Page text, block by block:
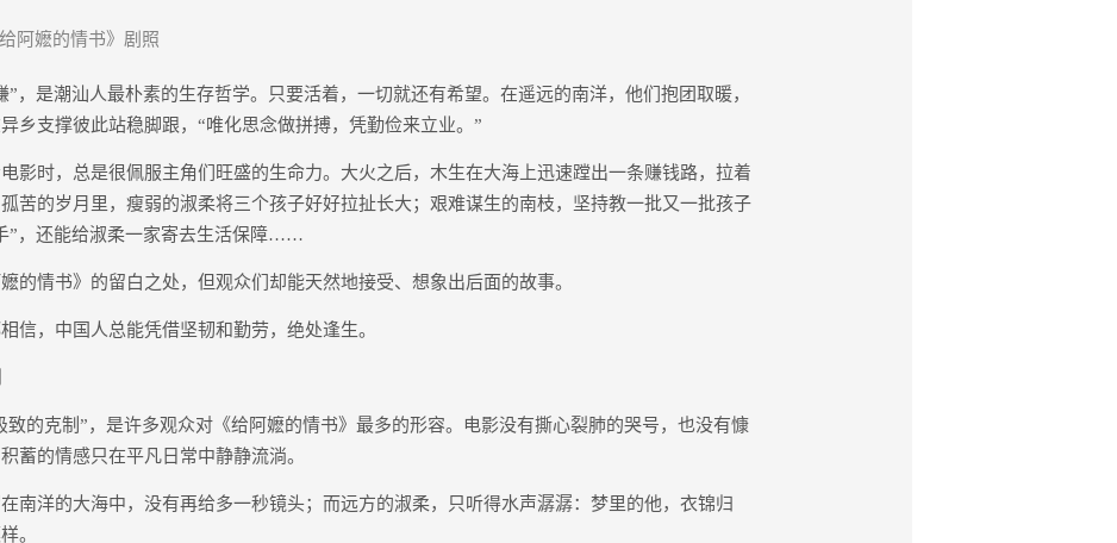
阿嬷的情书》剧照
是潮汕人最朴素的生存哲学。只要活着，一切就还有希望。在遥远的南洋，他们抱团取暖，
乡支撑彼此站稳脚跟，“唯化思念做拼搏，凭勤俭来立业。”
时，总是很佩服主角们旺盛的生命力。大火之后，木生在大海上迅速蹚出一条赚钱路，拉着
苦的岁月里，瘦弱的淑柔将三个孩子好好拉扯长大；艰难谋生的南枝，坚持教一批又一批孩子
”，还能给淑柔一家寄去生活保障……
情书》的留白之处，但观众们却能天然地接受、想象出后面的故事。
，中国人总能凭借坚韧和勤劳，绝处逢生。
的克制”，是许多观众对《给阿嬷的情书》最多的形容。电影没有撕心裂肺的哭号，也没有慷
蓄的情感只在平凡日常中静静流淌。
洋的大海中，没有再给多一秒镜头；而远方的淑柔，只听得水声潺潺：梦里的他，衣锦归
。